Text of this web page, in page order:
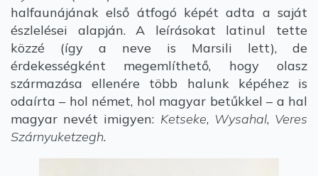
halfaunájának első átfogó képét adta a saját
észlelései alapján. A leírásokat latinul tette
közzé (így a neve is Marsili lett), de
érdekességként megemlíthető, hogy olasz
származása ellenére több halunk képéhez is
odaírta – hol német, hol magyar betűkkel – a hal
magyar nevét imigyen: Ketseke, Wysahal, Veres
Szárnyuketzegh.